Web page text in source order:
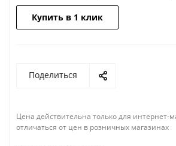
Купить в 1 клик
Поделиться
Цена действительна только для интернет-
отличаться от цен в розничных магазинах